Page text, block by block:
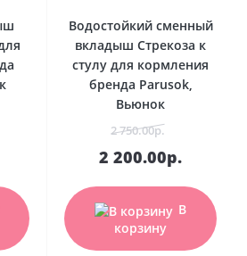
Водостойкий сменный
вкладыш Стрекоза к
стулу для кормления
бренда Parusok,
Вьюнок
2 750.00р.
2 200.00р.
В
корзину